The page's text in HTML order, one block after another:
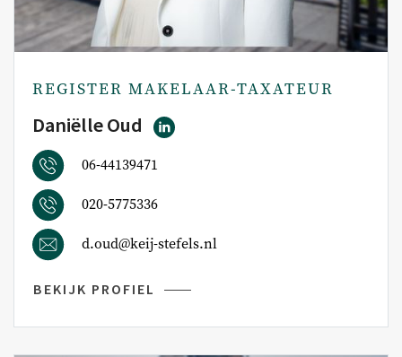
REGISTER MAKELAAR-TAXATEUR
Daniëlle Oud
06-44139471
020-5775336
d.oud@keij-stefels.nl
BEKIJK PROFIEL